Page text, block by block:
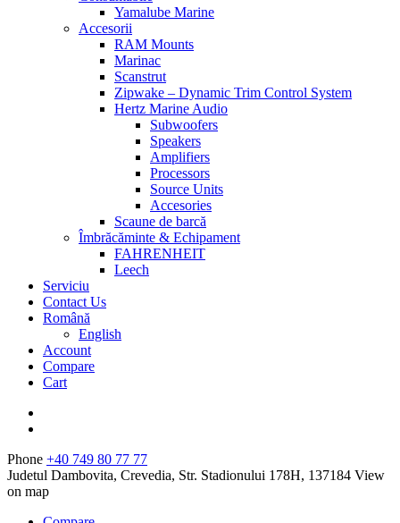
Yamalube Marine
Accesorii
RAM Mounts
Marinac
Scanstrut
Zipwake – Dynamic Trim Control System
Hertz Marine Audio
Subwoofers
Speakers
Amplifiers
Processors
Source Units
Accesories
Scaune de barcă
Îmbrăcăminte & Echipament
FAHRENHEIT
Leech
Serviciu
Contact Us
Română
English
Account
Compare
Cart
Phone +40 749 80 77 77
Judetul Dambovita, Crevedia, Str. Stadionului 178H, 137184 View
on map